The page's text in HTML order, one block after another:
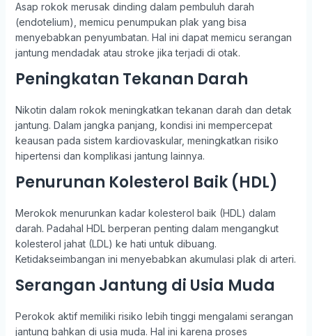
Asap rokok merusak dinding dalam pembuluh darah
(endotelium), memicu penumpukan plak yang bisa
menyebabkan penyumbatan. Hal ini dapat memicu serangan
jantung mendadak atau stroke jika terjadi di otak.
Peningkatan Tekanan Darah
Nikotin dalam rokok meningkatkan tekanan darah dan detak
jantung. Dalam jangka panjang, kondisi ini mempercepat
keausan pada sistem kardiovaskular, meningkatkan risiko
hipertensi dan komplikasi jantung lainnya.
Penurunan Kolesterol Baik (HDL)
Merokok menurunkan kadar kolesterol baik (HDL) dalam
darah. Padahal HDL berperan penting dalam mengangkut
kolesterol jahat (LDL) ke hati untuk dibuang.
Ketidakseimbangan ini menyebabkan akumulasi plak di arteri.
Serangan Jantung di Usia Muda
Perokok aktif memiliki risiko lebih tinggi mengalami serangan
jantung bahkan di usia muda. Hal ini karena proses